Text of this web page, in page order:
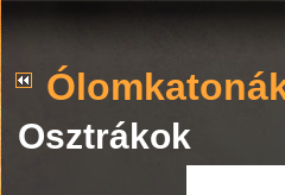
Osztrákok